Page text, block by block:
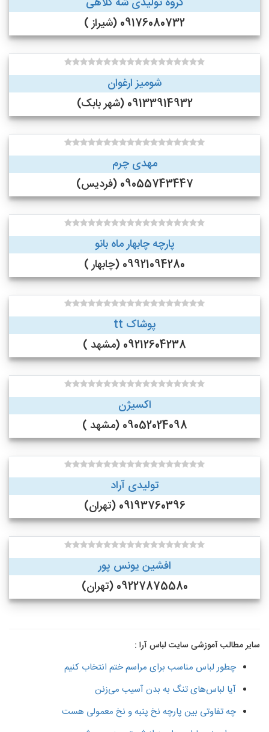
09176080732 (شیراز )
شومیز ارغوان
09133914932 (شهر بابک)
مهدی چرم
09055743447 (فردیس)
پارچه چابهار ماه بانو
09921094280 (چابهار )
پوشاک tt
09212604238 (مشهد )
اکسیژن
09052024098 (مشهد )
تولیدی آراد
09193760396 (تهران)
افشین یونس پور
09227875580 (تهران)
سایر مطالب آموزشی سایت لباس آرا :
چطور لباس مناسب برای مراسم ختم انتخاب کنیم
آیا لباس‌های تنگ به بدن آسیب می‌زنن
چه تفاوتی بین پارچه نخ پنبه و نخ معمولی هست